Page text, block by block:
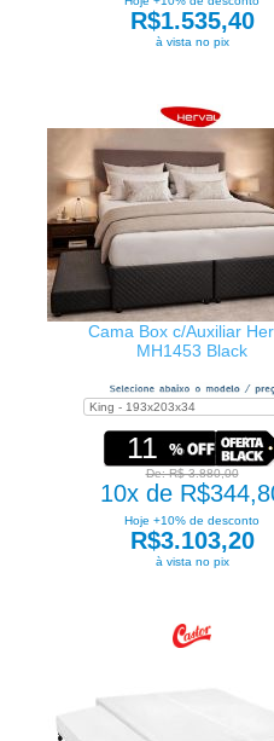
R$1.535,40
à vista no pix
Cama Box c/Auxiliar
MH1453 Black
11
De: R$ 3.880,00
10x de
Hoje +10% de desconto
R$3.103,20
à vista no pix